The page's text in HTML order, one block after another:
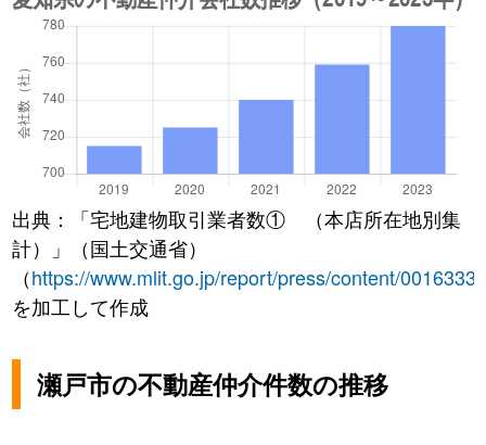
出典：「宅地建物取引業者数① （本店所在地別集
計）」（国土交通省）
（https://www.mlit.go.jp/report/press/content/
を加工して作成
瀬戸市の不動産仲介件数の推移